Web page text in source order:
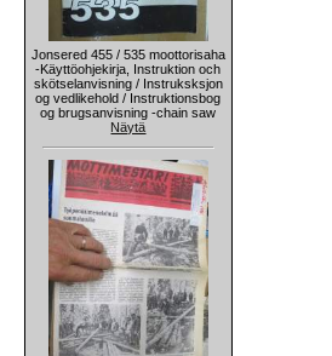
Jonsered 455 / 535 moottorisaha
-Käyttöohjekirja, Instruktion och
skötselanvisning / Instruksksjon
og vedlikehold / Instruktionsbog
og brugsanvisning -chain saw
Näytä